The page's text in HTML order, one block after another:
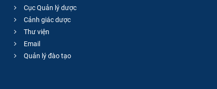
Cục Quản lý dược
Cảnh giác dược
Thư viện
Email
Quản lý đào tạo